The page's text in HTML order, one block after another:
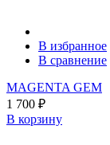
В избранное
В сравнение
MAGENTA GEM
1 700 ₽
В корзину